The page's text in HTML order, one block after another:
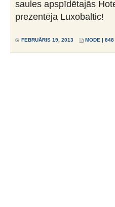
saules apspīdētajās
prezentēja Luxobaltic!
FEBRUĀRIS 19, 2013 MODE | 848